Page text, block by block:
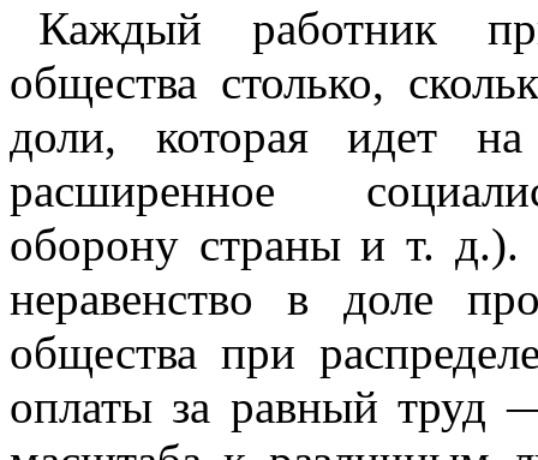
Каждый работник
общества столько,
доли, которая идет
расширенное
оборону страны и т. д.).
неравенство в доле
общества при
оплаты за равный труд